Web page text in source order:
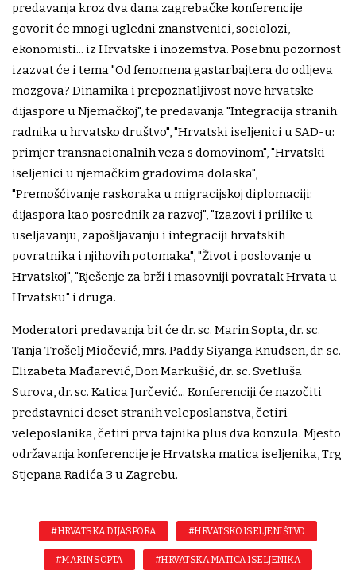
predavanja kroz dva dana zagrebačke konferencije
govorit će mnogi ugledni znanstvenici, sociolozi,
ekonomisti... iz Hrvatske i inozemstva. Posebnu pozornost
izazvat će i tema "Od fenomena gastarbajtera do odljeva
mozgova? Dinamika i prepoznatljivost nove hrvatske
dijaspore u Njemačkoj", te predavanja "Integracija stranih
radnika u hrvatsko društvo", "Hrvatski iseljenici u SAD-u:
primjer transnacionalnih veza s domovinom", "Hrvatski
iseljenici u njemačkim gradovima dolaska",
"Premošćivanje raskoraka u migracijskoj diplomaciji:
dijaspora kao posrednik za razvoj", "Izazovi i prilike u
useljavanju, zapošljavanju i integraciji hrvatskih
povratnika i njihovih potomaka", "Život i poslovanje u
Hrvatskoj", "Rješenje za brži i masovniji povratak Hrvata u
Hrvatsku" i druga.
Moderatori predavanja bit će dr. sc. Marin Sopta, dr. sc.
Tanja Trošelj Miočević, mrs. Paddy Siyanga Knudsen, dr. sc.
Elizabeta Mađarević, Don Markušić, dr. sc. Svetluša
Surova, dr. sc. Katica Jurčević... Konferenciji će nazočiti
predstavnici deset stranih veleposlanstva, četiri
veleposlanika, četiri prva tajnika plus dva konzula. Mjesto
održavanja konferencije je Hrvatska matica iseljenika, Trg
Stjepana Radića 3 u Zagrebu.
#HRVATSKA DIJASPORA #HRVATSKO ISELJENIŠTVO
#MARIN SOPTA #HRVATSKA MATICA ISELJENIKA